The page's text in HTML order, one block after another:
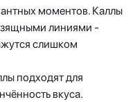
моментов. Каллы
линиями -
слишком
подходят для
вкуса.